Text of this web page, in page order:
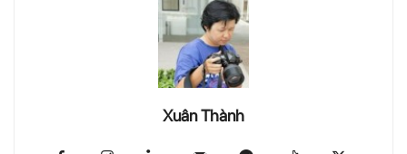
Xuân Thành